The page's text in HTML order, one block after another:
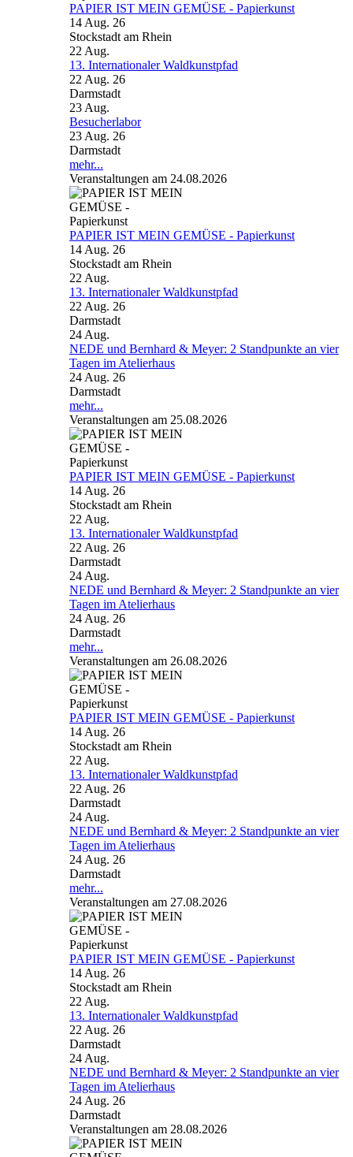
PAPIER IST MEIN GEMÜSE - Papierkunst
14 Aug. 26
Stockstadt am Rhein
22 Aug.
13. Internationaler Waldkunstpfad
22 Aug. 26
Darmstadt
23 Aug.
Besucherlabor
23 Aug. 26
Darmstadt
mehr...
Veranstaltungen am 24.08.2026
PAPIER IST MEIN GEMÜSE - Papierkunst
14 Aug. 26
Stockstadt am Rhein
22 Aug.
13. Internationaler Waldkunstpfad
22 Aug. 26
Darmstadt
24 Aug.
NEDE und Bernhard & Meyer: 2 Standpunkte an vier
Tagen im Atelierhaus
24 Aug. 26
Darmstadt
mehr...
Veranstaltungen am 25.08.2026
PAPIER IST MEIN GEMÜSE - Papierkunst
14 Aug. 26
Stockstadt am Rhein
22 Aug.
13. Internationaler Waldkunstpfad
22 Aug. 26
Darmstadt
24 Aug.
NEDE und Bernhard & Meyer: 2 Standpunkte an vier
Tagen im Atelierhaus
24 Aug. 26
Darmstadt
mehr...
Veranstaltungen am 26.08.2026
PAPIER IST MEIN GEMÜSE - Papierkunst
14 Aug. 26
Stockstadt am Rhein
22 Aug.
13. Internationaler Waldkunstpfad
22 Aug. 26
Darmstadt
24 Aug.
NEDE und Bernhard & Meyer: 2 Standpunkte an vier
Tagen im Atelierhaus
24 Aug. 26
Darmstadt
mehr...
Veranstaltungen am 27.08.2026
PAPIER IST MEIN GEMÜSE - Papierkunst
14 Aug. 26
Stockstadt am Rhein
22 Aug.
13. Internationaler Waldkunstpfad
22 Aug. 26
Darmstadt
24 Aug.
NEDE und Bernhard & Meyer: 2 Standpunkte an vier
Tagen im Atelierhaus
24 Aug. 26
Darmstadt
Veranstaltungen am 28.08.2026